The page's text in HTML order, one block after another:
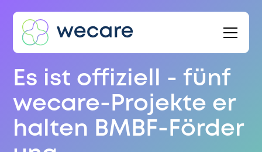
Es ist offiziell - fünf
wecare-Projekte er
halten BMBF-Förder